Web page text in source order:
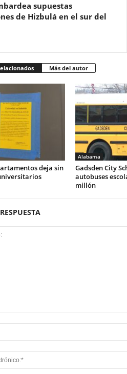
supuestas
de Hizbulá en el sur del
Más del autor
deja sin
Alabama
Gadsden City
autobuses
millón